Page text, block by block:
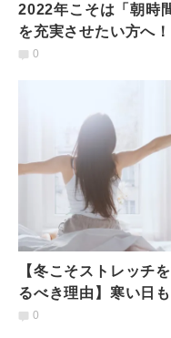
2022年こそは「朝時
を充実させたい方へ
朝、4時起きヨガ講師
0
【冬こそストレッチ
るべき理由】寒い日
ッキリ動き出したい！
0